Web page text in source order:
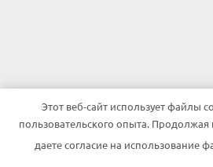
Этот веб-сайт использует файлы
пользовательского опыта. Продолжая
даете согласие на использование